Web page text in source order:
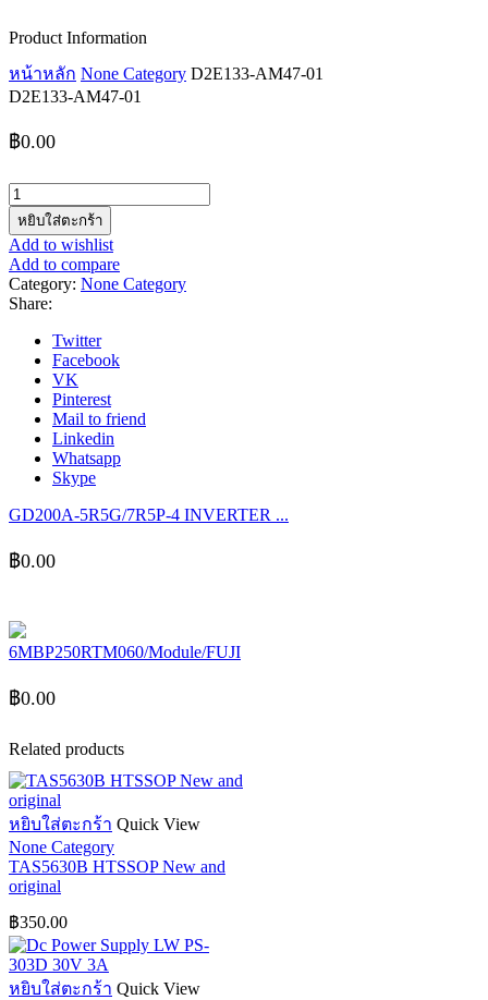
Product Information
หน้าหลัก None Category D2E133-AM47-01
D2E133-AM47-01
฿0.00
จำนวน
D2E133-
AM47-
01
ชิ้น
หยิบใส่ตะกร้า
Add to wishlist
Add to compare
Category: None Category
Share:
Twitter
Facebook
VK
Pinterest
Mail to friend
Linkedin
Whatsapp
Skype
GD200A-5R5G/7R5P-4 INVERTER ...
฿0.00
6MBP250RTM060/Module/FUJI
฿0.00
Related products
หยิบใส่ตะกร้า Quick View
None Category
TAS5630B HTSSOP New and
original
฿350.00
หยิบใส่ตะกร้า Quick View